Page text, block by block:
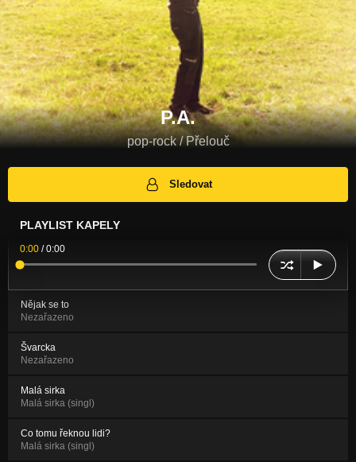
P.A.
pop-rock / Přelouč
Sledovat
PLAYLIST KAPELY
0:00 /0:00
Nějak se to
Nezařazeno
Švarcka
Nezařazeno
Malá sirka
Malá sirka (singl)
Co tomu řeknou lidi?
Malá sirka (singl)